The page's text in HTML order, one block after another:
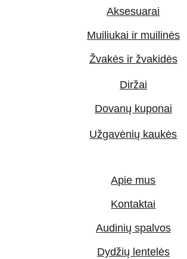
Apie mus
Aksesuarai
Muiliukai ir muilinės
Kontaktai
Audinių spalvos
Dydžių lentelės
Žvakės ir žvakidės
Dovanų kuponai
Diržai
Užgavėnių kaukės